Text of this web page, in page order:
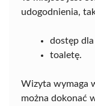
udogodnienia,
dostęp
toaletę.
Wizyta wymaga
można dokonać